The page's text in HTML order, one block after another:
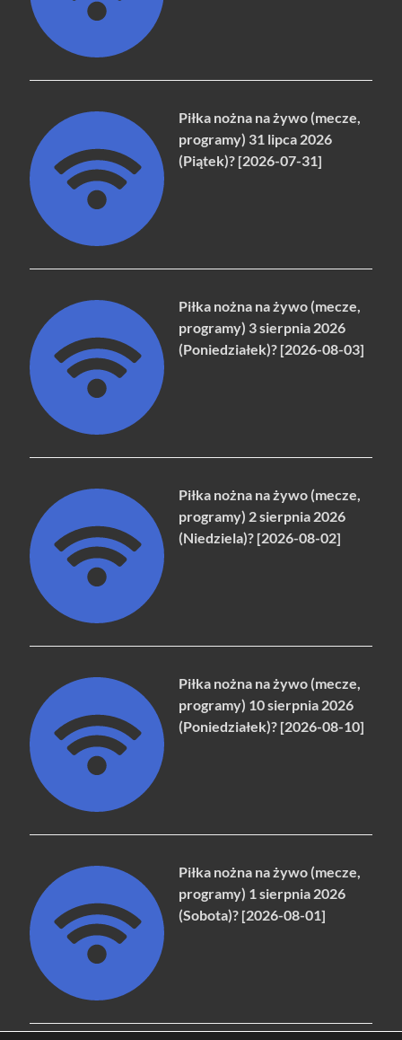
Piłka nożna na żywo (mecze,
programy) 31 lipca 2026
(Piątek)? [2026-07-31]
Piłka nożna na żywo (mecze,
programy) 3 sierpnia 2026
(Poniedziałek)? [2026-08-03]
Piłka nożna na żywo (mecze,
programy) 2 sierpnia 2026
(Niedziela)? [2026-08-02]
Piłka nożna na żywo (mecze,
programy) 10 sierpnia 2026
(Poniedziałek)? [2026-08-10]
Piłka nożna na żywo (mecze,
programy) 1 sierpnia 2026
(Sobota)? [2026-08-01]